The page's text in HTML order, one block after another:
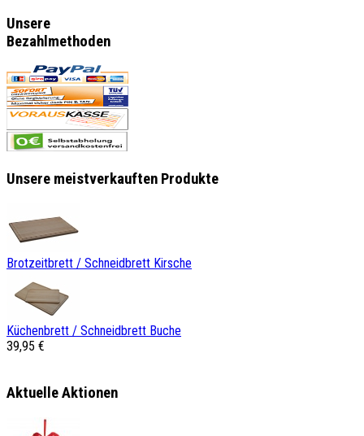
Unsere
Bezahlmethoden
Unsere meistverkauften Produkte
Brotzeitbrett / Schneidbrett Kirsche
Küchenbrett / Schneidbrett Buche
39,95 €
Aktuelle Aktionen